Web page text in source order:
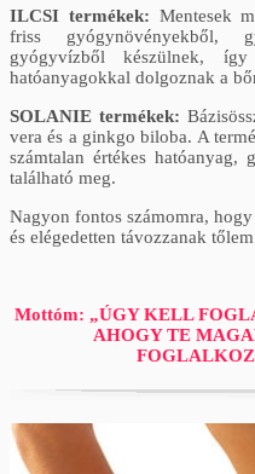
ILCSI termékek: Mentesek
friss gyógynövényekből,
gyógyvízből készülnek,
hatóanyagokkal dolgoznak a
SOLANIE termékek:
vera és a ginkgo biloba. A
számtalan értékes
található meg.
Nagyon fontos számomra,
és elégedetten távozzanak
Mottóm: „ÚGY KELL
AHOGY TE